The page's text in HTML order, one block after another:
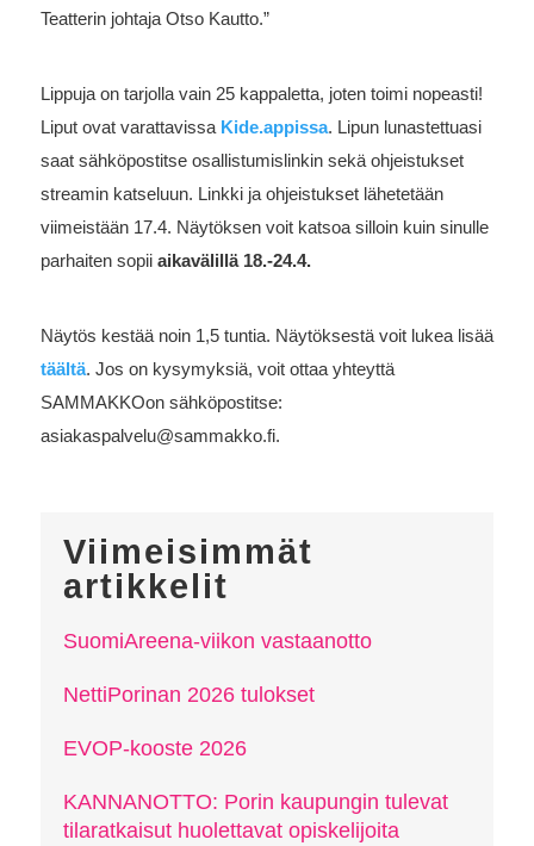
Teatterin johtaja Otso Kautto.”
Lippuja on tarjolla vain 25 kappaletta, joten toimi nopeasti!
Liput ovat varattavissa Kide.appissa. Lipun lunastettuasi
saat sähköpostitse osallistumislinkin sekä ohjeistukset
streamin katseluun. Linkki ja ohjeistukset lähetetään
viimeistään 17.4. Näytöksen voit katsoa silloin kuin sinulle
parhaiten sopii aikavälillä 18.-24.4.
Näytös kestää noin 1,5 tuntia. Näytöksestä voit lukea lisää
täältä. Jos on kysymyksiä, voit ottaa yhteyttä
SAMMAKKOon sähköpostitse:
asiakaspalvelu@sammakko.fi.
Viimeisimmät
artikkelit
SuomiAreena-viikon vastaanotto
NettiPorinan 2026 tulokset
EVOP-kooste 2026
KANNANOTTO: Porin kaupungin tulevat
tilaratkaisut huolettavat opiskelijoita